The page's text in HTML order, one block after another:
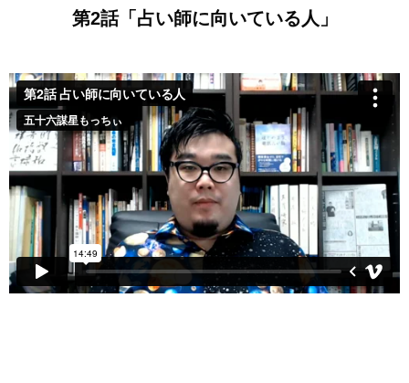
第2話「占い師に向いている人」